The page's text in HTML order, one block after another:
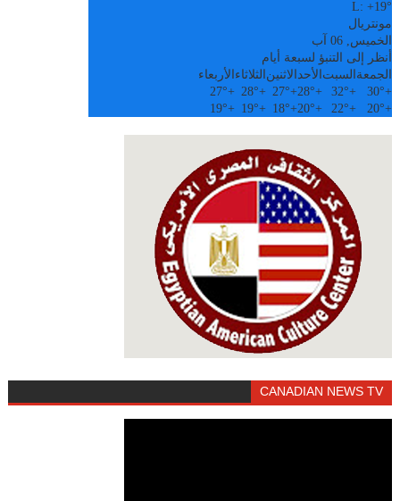
L:+19°
مونتريال
الخميس, 06 آب
أنظر إلى التنبؤ لسبعة أيام
الجمعة السبت الأحد الاثنين الثلاثاء الأربعاء
+
30°
+
32°
+
28°
+
27°
+
28°
+
27°
+
20°
+
22°
+
20°
+
18°
+
19°
+
19°
CANADIAN NEWS TV